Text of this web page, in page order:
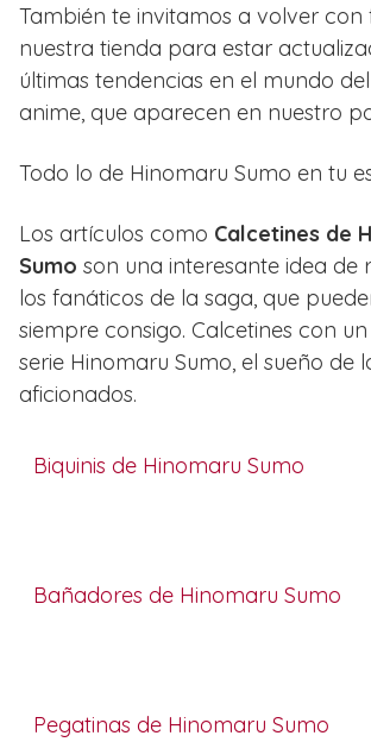
También te invitamos a volver con
nuestra tienda para estar
últimas tendencias en el mundo
anime, que aparecen en nuestro
Todo lo de Hinomaru Sumo en tu
Los artículos como Calcetines de
Sumo son una interesante idea de
los fanáticos de la saga, que
siempre consigo. Calcetines con
serie Hinomaru Sumo, el sueño de
aficionados.
Biquinis de Hinomaru Sumo
Bañadores de Hinomaru Sumo
Pegatinas de Hinomaru Sumo